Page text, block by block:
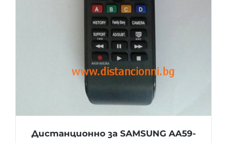
Дистанционно за SAMSUNG AA59-